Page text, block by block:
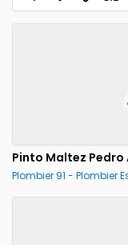
Pinto Maltez Pedro
Plombier 91 - Plombier